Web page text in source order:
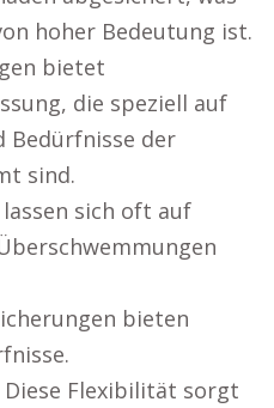
hoher Bedeutung ist.
bietet
die speziell auf
Bedürfnisse der
sind.
sich oft auf
bieten
Diese Flexibilität sorgt